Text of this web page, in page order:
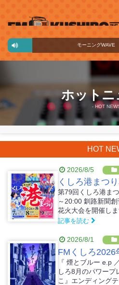
モーニングWAVE
ホットニ
- HOT
HOT
2026/8/5
くしろ港まつ
第79回くしろ港ま
～20:00 釧路新聞
花火大会を開催し
記事を読む
2026/8/1
FMくしろ2026
『 煙とブルー e.p
しろ8月のパワープ
こ』エンディングテ